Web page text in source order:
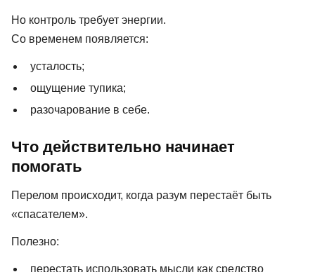
Но контроль требует энергии.
Со временем появляется:
усталость;
ощущение тупика;
разочарование в себе.
Что действительно начинает
помогать
Перелом происходит, когда разум перестаёт быть
«спасателем».
Полезно:
перестать использовать мысли как средство